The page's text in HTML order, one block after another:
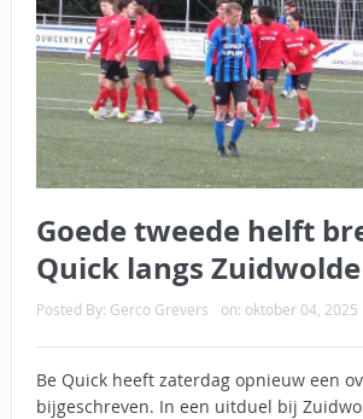
Goede tweede helft
Quick langs Zuidwolde
Posted By: Gerco Grevers on: oktober 04, 2025
Be Quick heeft zaterdag opnieuw een
bijgeschreven. In een uitduel bij